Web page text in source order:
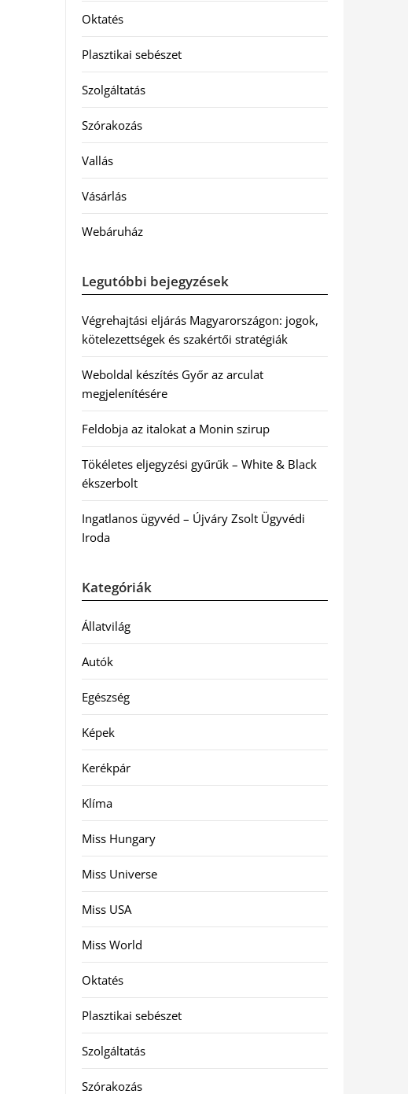
Oktatés
Plasztikai sebészet
Szolgáltatás
Szórakozás
Vallás
Vásárlás
Webáruház
Legutóbbi bejegyzések
Végrehajtási eljárás Magyarországon: jogok,
kötelezettségek és szakértői stratégiák
Weboldal készítés Győr az arculat
megjelenítésére
Feldobja az italokat a Monin szirup
Tökéletes eljegyzési gyűrűk – White & Black
ékszerbolt
Ingatlanos ügyvéd – Újváry Zsolt Ügyvédi
Iroda
Kategóriák
Állatvilág
Autók
Egészség
Képek
Kerékpár
Klíma
Miss Hungary
Miss Universe
Miss USA
Miss World
Oktatés
Plasztikai sebészet
Szolgáltatás
Szórakozás